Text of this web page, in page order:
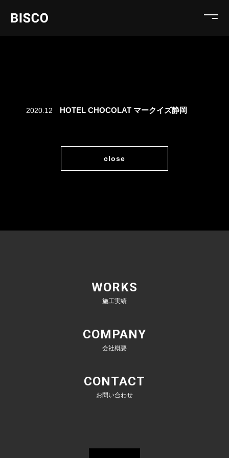
2020.12 HOTEL CHOCOLAT マークイズ静岡
close
WORKS
施工実績
COMPANY
会社概要
CONTACT
お問い合わせ